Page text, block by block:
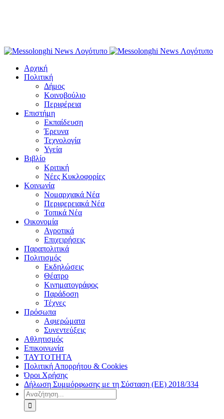
Αρχική
Πολιτική
Δήμος
Κοινοβούλιο
Περιφέρεια
Επιστήμη
Εκπαίδευση
Έρευνα
Τεχνολογία
Υγεία
Βιβλίο
Κριτική
Νέες Κυκλοφορίες
Κοινωνία
Νομαρχιακά Νέα
Περιφερειακά Νέα
Τοπικά Νέα
Οικονομία
Αγροτικά
Επιχειρήσεις
Παραπολιτικά
Πολιτισμός
Εκδηλώσεις
Θέατρο
Κινηματογράφος
Παράδοση
Τέχνες
Πρόσωπα
Αφιερώματα
Συνεντεύξεις
Αθλητισμός
Επικοινωνία
ΤΑΥΤΟΤΗΤΑ
Πολιτική Απορρήτου & Cookies
Όροι Χρήσης
Δήλωση Συμμόρφωσης με τη Σύσταση (ΕΕ) 2018/334
Αναζήτηση
για: